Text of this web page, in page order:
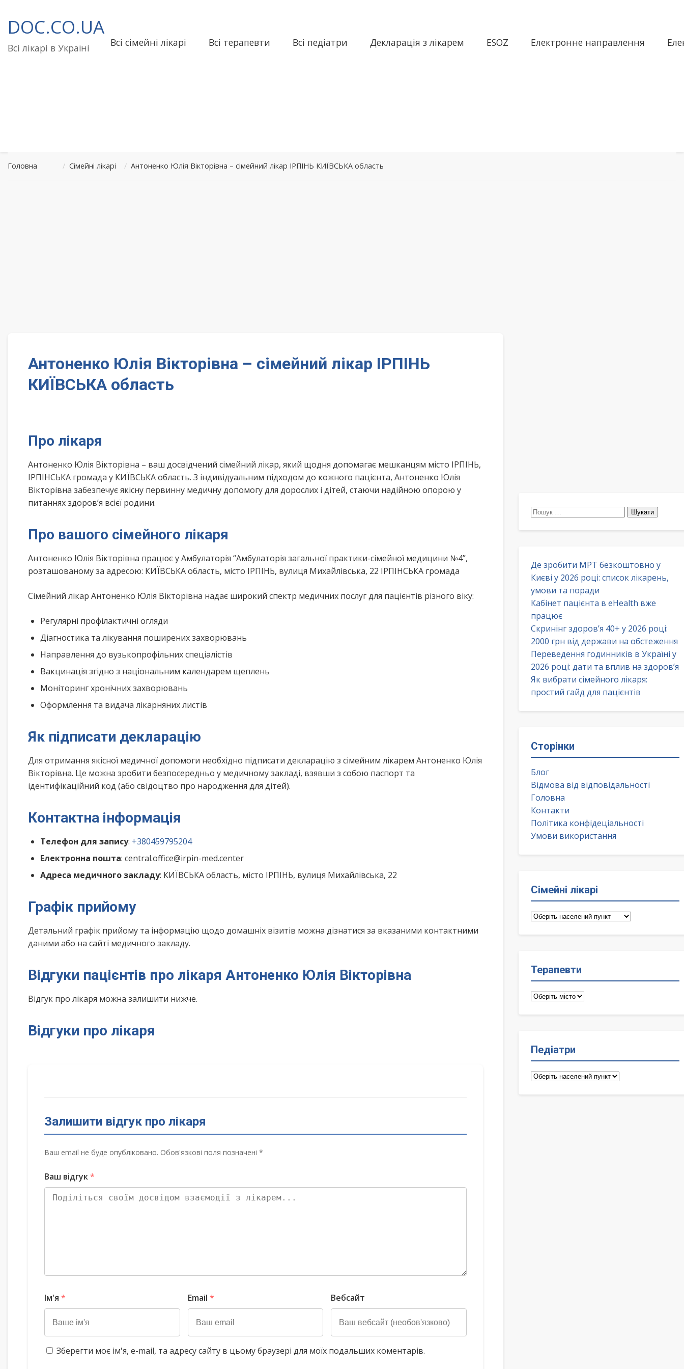
до
вмісту
DOC.CO.UA
Всі лікарі в Україні Всі сімейні лікарі Всі терапевти Всі педіатри Декларація з лікарем ESOZ Електронне направлення
Головна / Сімейні лікарі / Антоненко Юлія Вікторівна – сімейний лікар ІРПІНЬ КИЇВСЬКА область
Антоненко Юлія Вікторівна – сімейний лікар ІРПІНЬ
КИЇВСЬКА область
Про лікаря
Антоненко Юлія Вікторівна – ваш досвідчений сімейний лікар, який щодня допомагає мешканцям місто ІРПІНЬ,
ІРПІНСЬКА громада у КИЇВСЬКА область. З індивідуальним підходом до кожного пацієнта, Антоненко Юлія
Вікторівна забезпечує якісну первинну медичну допомогу для дорослих і дітей, стаючи надійною опорою у
питаннях здоров’я всієї родини.
Про вашого сімейного лікаря
Антоненко Юлія Вікторівна працює у Амбулаторія “Амбулаторія загальної практики-сімейної медицини №4”,
розташованому за адресою: КИЇВСЬКА область, місто ІРПІНЬ, вулиця Михайлівська, 22 ІРПІНСЬКА громада
Сімейний лікар Антоненко Юлія Вікторівна надає широкий спектр медичних послуг для пацієнтів різного віку:
Регулярні профілактичні огляди
Діагностика та лікування поширених захворювань
Направлення до вузькопрофільних спеціалістів
Вакцинація згідно з національним календарем щеплень
Моніторинг хронічних захворювань
Оформлення та видача лікарняних листів
Як підписати декларацію
Для отримання якісної медичної допомоги необхідно підписати декларацію з сімейним лікарем Антоненко Юлія
Вікторівна. Це можна зробити безпосередньо у медичному закладі, взявши з собою паспорт та
ідентифікаційний код (або свідоцтво про народження для дітей).
Контактна інформація
Телефон для запису: +380459795204
Електронна пошта: central.office@irpin-med.center
Адреса медичного закладу: КИЇВСЬКА область, місто ІРПІНЬ, вулиця Михайлівська, 22
Графік прийому
Детальний графік прийому та інформацію щодо домашніх візитів можна дізнатися за вказаними контактними
даними або на сайті медичного закладу.
Відгуки пацієнтів про лікаря Антоненко Юлія Вікторівна
Відгук про лікаря можна залишити нижче.
Відгуки про лікаря
Залишити відгук про лікаря
Ваш email не буде опубліковано. Обов'язкові поля позначені *
Ваш відгук*
Ім'я * Email * Вебсайт
Зберегти моє ім'я, e-mail, та адресу сайту в цьому браузері для моїх подальших коментарів.
Пошук:
Де зробити МРТ безкоштовно у
Києві у 2026 році: список лікарень,
умови та поради
Кабінет пацієнта в eHealth вже
працює
Скринінг здоров’я 40+ у 2026 році:
2000 грн від держави на обстеження
Переведення годинників в Україні у
2026 році: дати та вплив на здоров’я
Як вибрати сімейного лікаря:
простий гайд для пацієнтів
Сторінки
Блог
Відмова від відповідальності
Головна
Контакти
Політика конфідеціальності
Умови використання
Сімейні лікарі
Сімейні
Терапевти
Терапевти
Педіатри
Педіатри